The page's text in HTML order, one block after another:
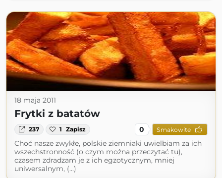
18 maja 2011
Frytki z batatów
237 1 Zapisz 0 Smakowite
Choć nasze zwykłe, polskie ziemniaki uwielbiam za ich
wszechstronność (o czym można przeczytać tu),
czasem zdradzam je z ich egzotycznym, mniej
uniwersalnym, (...)